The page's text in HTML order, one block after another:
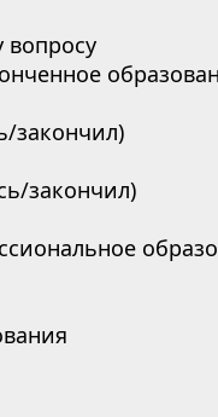
закончил)
закончил)